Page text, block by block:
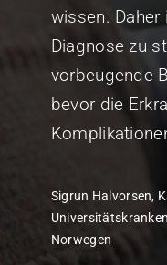
wissen.
Diagnose zu
vorbeugende
bevor die
Sigrun Halvorsen,
Norwegen